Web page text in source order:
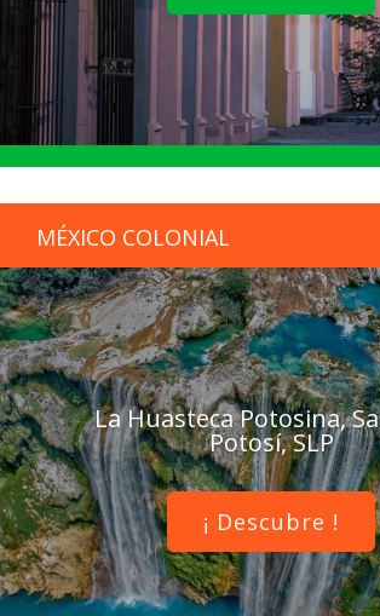
MÉXICO COLONIAL
La Huasteca Potosina,
Potosí, SLP
¡ Descubre !